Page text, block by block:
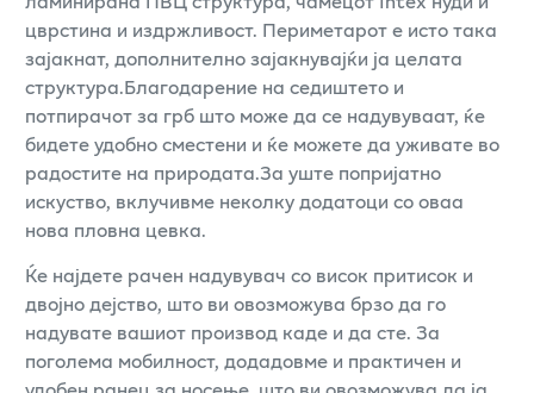
цврстина и издржливост. Периметарот е исто така
зајакнат, дополнително зајакнувајќи ја целата
структура.Благодарение на седиштето и
потпирачот за грб што може да се надувуваат, ќе
бидете удобно сместени и ќе можете да уживате во
радостите на природата.За уште попријатно
искуство, вклучивме неколку додатоци со оваа
нова пловна цевка.
Ќе најдете рачен надувувач со висок притисок и
двојно дејство, што ви овозможува брзо да го
надувате вашиот производ каде и да сте. За
поголема мобилност, додадовме и практичен и